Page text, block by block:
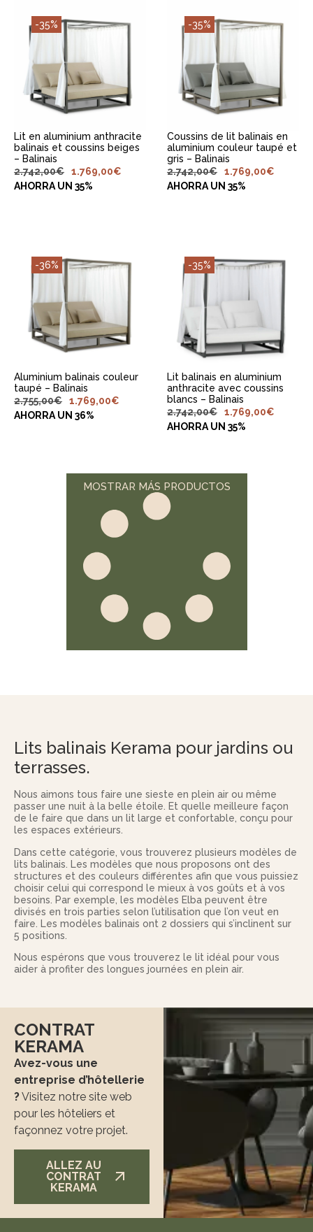
-35%
AJOUTER AU
PANIER
Lit en aluminium anthracite
balinais et coussins beiges
– Balinais
2.742,00€ 1.769,00€
AHORRA UN 35%
-35%
AJOUTER AU
PANIER
Coussins de lit balinais en
aluminium couleur taupé et
gris – Balinais
2.742,00€ 1.769,00€
AHORRA UN 35%
-36%
AJOUTER AU
PANIER
Aluminium balinais couleur
taupé – Balinais
2.755,00€ 1.769,00€
AHORRA UN 36%
-35%
AJOUTER AU
PANIER
Lit balinais en aluminium
anthracite avec coussins
blancs – Balinais
2.742,00€ 1.769,00€
AHORRA UN 35%
MOSTRAR MÁS PRODUCTOS
Lits balinais Kerama pour jardins ou
terrasses.
Nous aimons tous faire une sieste en plein air ou même
passer une nuit à la belle étoile. Et quelle meilleure façon
de le faire que dans un lit large et confortable, conçu pour
les espaces extérieurs.
Dans cette catégorie, vous trouverez plusieurs modèles de
lits balinais. Les modèles que nous proposons ont des
structures et des couleurs différentes afin que vous puissiez
choisir celui qui correspond le mieux à vos goûts et à vos
besoins. Par exemple, les modèles Elba peuvent être
divisés en trois parties selon l’utilisation que l’on veut en
faire. Les modèles balinais ont 2 dossiers qui s’inclinent sur
5 positions.
Nous espérons que vous trouverez le lit idéal pour vous
aider à profiter des longues journées en plein air.
CONTRAT
KERAMA
Avez-vous une
entreprise d’hôtellerie
?Visitez notre site web
pour les hôteliers et
façonnez votre projet.
ALLEZ AU
CONTRAT
KERAMA